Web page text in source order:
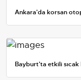
Ankara'da korsan
Bayburt'ta etkili sıcak